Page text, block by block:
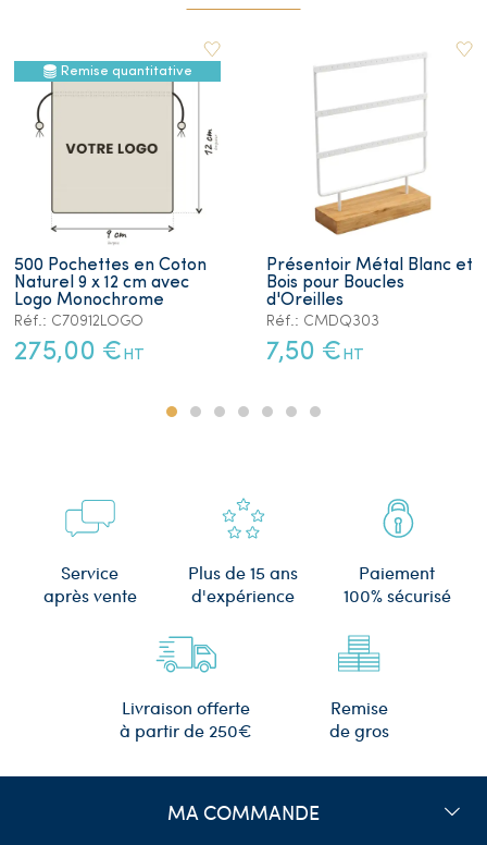
Remise quantitative
500 Pochettes en Coton
Naturel 9 x 12 cm avec
Logo Monochrome
Réf.: C70912LOGO
275,00 € HT
Présentoir Métal Blanc et
Bois pour Boucles
d'Oreilles
Réf.: CMDQ303
7,50 € HT
Service
après vente
Plus de 15 ans
d'expérience
Paiement
100% sécurisé
Livraison offerte
à partir de 250€
Remise
de gros
MA COMMANDE